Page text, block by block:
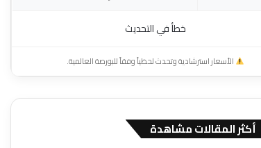
خطأ في التحديث
الأسعار استرشادية وتحدث لحظياً وفقاً للبورصة العالمية.
أكثر المقالات مشاهدة